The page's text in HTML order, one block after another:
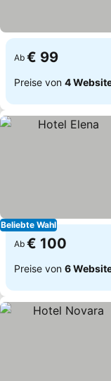
Ab € 99
Preise von 4
Beliebte Wahl
Ab € 100
Preise von 6